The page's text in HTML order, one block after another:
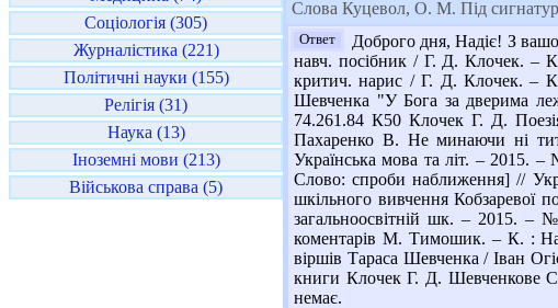
Соціологія (305)
Журналістика (221)
Політичні науки (155)
Релігія (31)
Наука (13)
Іноземні мови (213)
Військова справа (5)
Слова Куцевол, О. М. Під
Ответ
Доброго дня, Надіє! З
навч. посібник / Г. Д. Клочек. –
критич. нарис / Г. Д. Клочек. –
Шевченка "У Бога за дверима
74.261.84 К50 Клочек Г. Д.
Пахаренко В. Не минаючи ні
Українська мова та літ. – 2015.
Слово: спроби наближення] //
шкільного вивчення Кобзаревої
загальноосвітній шк. – 2015.
коментарів М. Тимошик. – К. :
віршів Тараса Шевченка / Іван
книги Клочек Г. Д. Шевченкове
немає.